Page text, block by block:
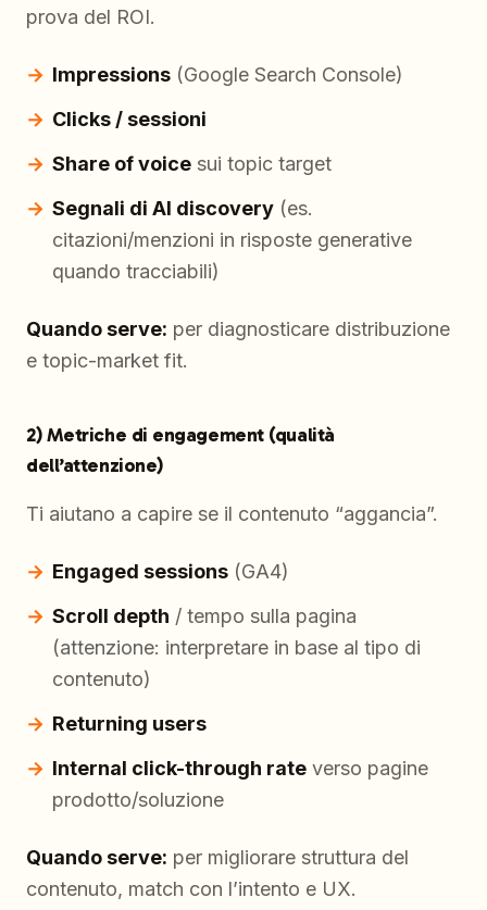
prova del ROI.
Impressions (Google Search Console)
Clicks / sessioni
Share of voice sui topic target
Segnali di AI discovery (es.
citazioni/menzioni in risposte generative
quando tracciabili)
Quando serve: per diagnosticare distribuzione
e topic-market fit.
2) Metriche di engagement (qualità
dell’attenzione)
Ti aiutano a capire se il contenuto “aggancia”.
Engaged sessions (GA4)
Scroll depth / tempo sulla pagina
(attenzione: interpretare in base al tipo di
contenuto)
Returning users
Internal click-through rate verso pagine
prodotto/soluzione
Quando serve: per migliorare struttura del
contenuto, match con l’intento e UX.